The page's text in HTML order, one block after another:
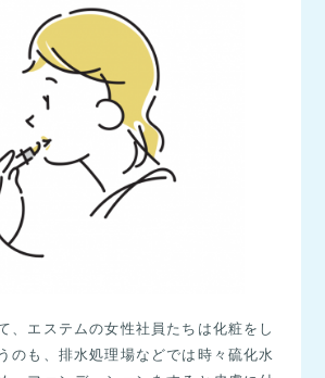
、エステムの女性社員たちは化粧をし
のも、排水処理場などでは時々硫化水